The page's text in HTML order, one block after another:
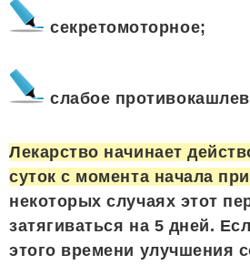
секретомоторное;
слабое
Лекарство начинает
суток с момента начала
некоторых случаях этот
затягиваться на 5 дней.
этого времени улучшения